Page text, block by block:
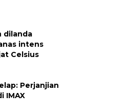
dilanda
intens
Celsius
Perjanjian
IMAX